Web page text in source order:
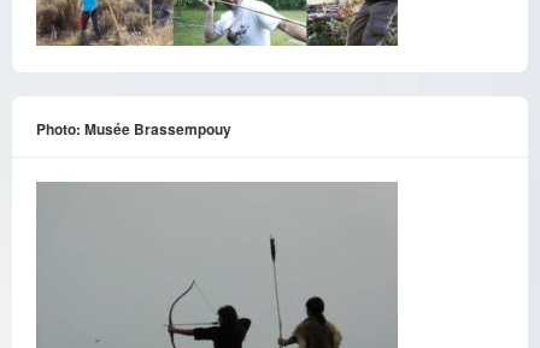
Photo: Musée Brassempouy